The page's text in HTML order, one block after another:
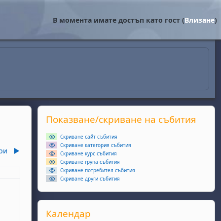
В момента имате достъп като гост (Влизане)
▶︎
4 октомвринеделя, 5 октомври
Supplementary blocks
Прескочи Показване/скриване на събития
Показване/скриване на събития
Скриване сайт събития
Скриване категория събития
Скриване курс събития
Скриване група събития
Скриване потребител събития
Скриване други събития
Прескочи Календар
Календар